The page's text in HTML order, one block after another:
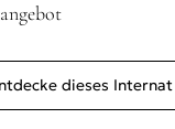
dieses Internat